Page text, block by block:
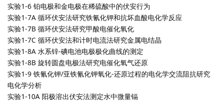
实验1-6 铂电极和金电极在稀硫酸中的伏安行为
实验1-7A 循环伏安法研究铁氰化钾和抗坏血酸电化学反应
实验1-7B 循环伏安法研究甲酸电催化氧化
实验1-7C 循环伏安法和计时电流法研究金属电结晶
实验1-8A 水系锌-碘电池电极极化曲线的测定
实验1-8B 旋转圆盘电极法研究电催化氧气还原
实验1-9 铁氰化钾/亚铁氰化钾氧化-还原过程的电化学交流阻抗研究
电化学分析
实验1-10A 阳极溶出伏安法测定水中微量镉